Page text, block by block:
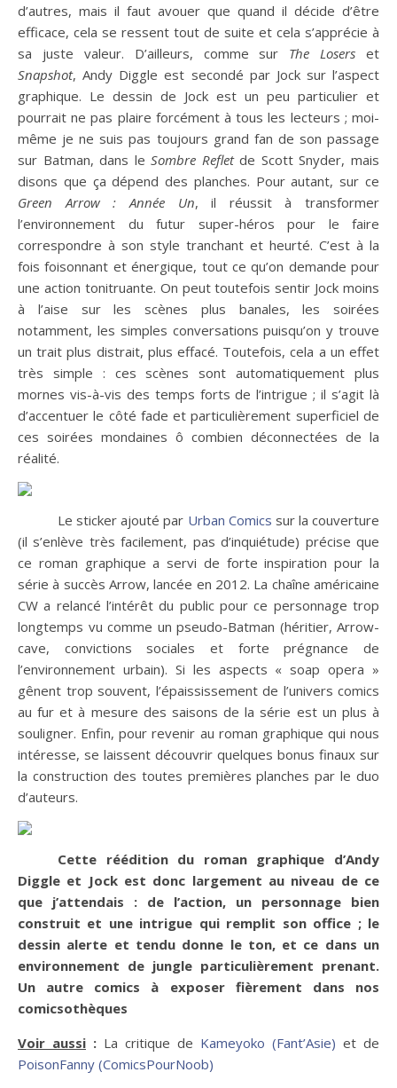
d’autres, mais il faut avouer que quand il décide d’être
efficace, cela se ressent tout de suite et cela s’apprécie à
sa juste valeur. D’ailleurs, comme sur The Losers et
Snapshot, Andy Diggle est secondé par Jock sur l’aspect
graphique. Le dessin de Jock est un peu particulier et
pourrait ne pas plaire forcément à tous les lecteurs ; moi-
même je ne suis pas toujours grand fan de son passage
sur Batman, dans leSombre Refletde Scott Snyder, mais
disons que ça dépend des planches. Pour autant, sur ce
Green Arrow : Année Un, il réussit à transformer
l’environnement du futur super-héros pour le faire
correspondre à son style tranchant et heurté. C’est à la
fois foisonnant et énergique, tout ce qu’on demande pour
une action tonitruante. On peut toutefois sentir Jock moins
à l’aise sur les scènes plus banales, les soirées
notamment, les simples conversations puisqu’on y trouve
un trait plus distrait, plus effacé. Toutefois, cela a un effet
très simple : ces scènes sont automatiquement plus
mornes vis-à-vis des temps forts de l’intrigue ; il s’agit là
d’accentuer le côté fade et particulièrement superficiel de
ces soirées mondaines ô combien déconnectées de la
réalité.
Le sticker ajouté par Urban Comics sur la couverture
(il s’enlève très facilement, pas d’inquiétude) précise que
ce roman graphique a servi de forte inspiration pour la
série à succès Arrow, lancée en 2012. La chaîne américaine
CW a relancé l’intérêt du public pour ce personnage trop
longtemps vu comme un pseudo-Batman (héritier, Arrow-
cave, convictions sociales et forte prégnance de
l’environnement urbain). Si les aspects « soap opera »
gênent trop souvent, l’épaississement de l’univers comics
au fur et à mesure des saisons de la série est un plus à
souligner. Enfin, pour revenir au roman graphique qui nous
intéresse, se laissent découvrir quelques bonus finaux sur
la construction des toutes premières planches par le duo
d’auteurs.
Cette réédition du roman graphique d’Andy
Diggle et Jock est donc largement au niveau de ce
que j’attendais : de l’action, un personnage bien
construit et une intrigue qui remplit son office ; le
dessin alerte et tendu donne le ton, et ce dans un
environnement de jungle particulièrement prenant.
Un autre comics à exposer fièrement dans nos
comicsothèques
Voir aussi : La critique de Kameyoko (Fant’Asie) et de
PoisonFanny (ComicsPourNoob)